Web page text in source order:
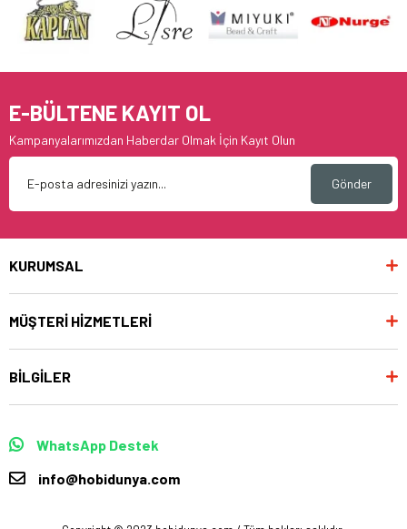
E-BÜLTENE KAYIT OL
Kampanyalarımızdan Haberdar Olmak İçin Kayıt Olun
Gönder
KURUMSAL
MÜŞTERİ HİZMETLERİ
BİLGİLER
WhatsApp Destek
info@hobidunya.com